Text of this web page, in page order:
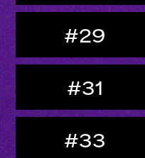
#29
#31
#33